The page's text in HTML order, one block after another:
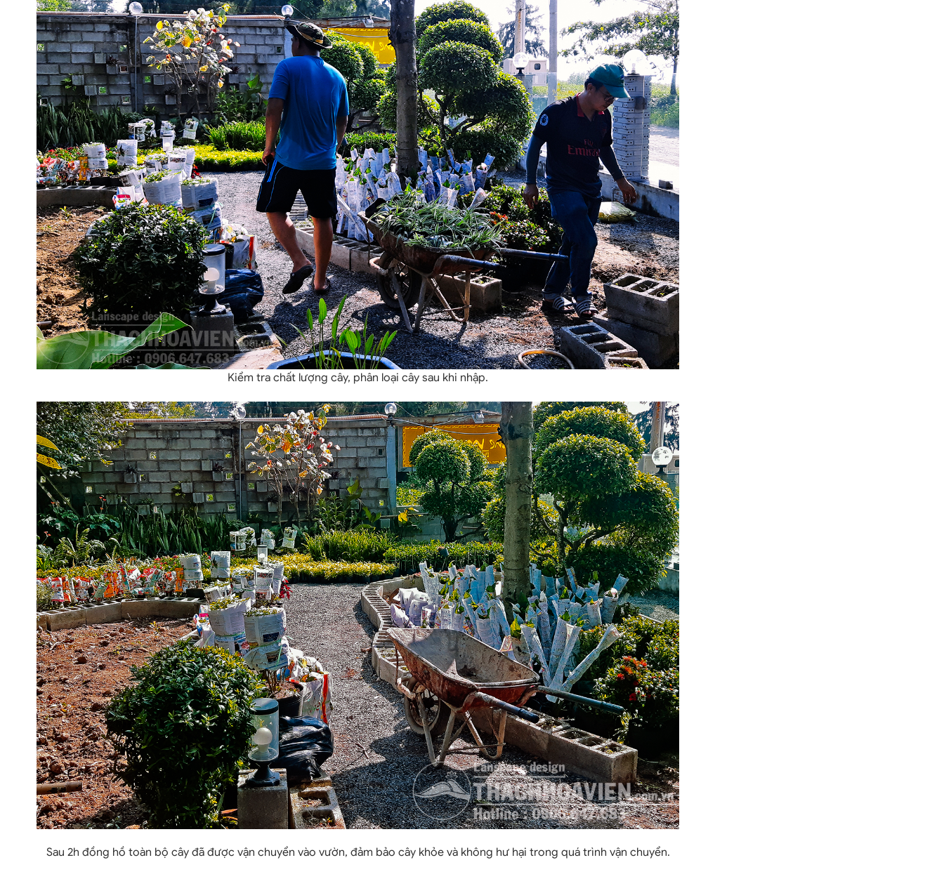
Kiểm tra chất lượng cây, phân loại cây sau khi nhập.
Sau 2h đồng hồ toàn bộ cây đã được vận chuyển vào vườn, đảm bảo cây khỏe và không hư hại trong quá trình vận chuyển.